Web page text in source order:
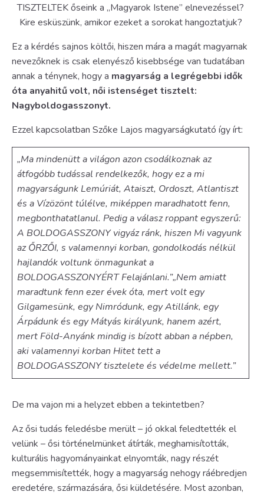
TISZTELTEK őseink a „Magyarok Istene” elnevezéssel?
Kire esküszünk, amikor ezeket a sorokat hangoztatjuk?
Ez a kérdés sajnos költői, hiszen mára a magát magyarnak
nevezőknek is csak elenyésző kisebbsége van tudatában
annak a ténynek, hogy a magyarság a legrégebbi idők
óta anyahitű volt, női istenséget tisztelt:
Nagyboldogasszonyt.
Ezzel kapcsolatban Szőke Lajos magyarságkutató így írt:
„Ma mindenütt a világon azon csodálkoznak az
átfogóbb tudással rendelkezők, hogy ez a mi
magyarságunk Lemúriát, Ataiszt, Ordoszt, Atlantiszt
és a Vízözönt túlélve, miképpen maradhatott fenn,
megbonthatatlanul. Pedig a válasz roppant egyszerű:
A BOLDOGASSZONY vigyáz ránk, hiszen Mi vagyunk
az ŐRZŐI, s valamennyi korban, gondolkodás nélkül
hajlandók voltunk önmagunkat a
BOLDOGASSZONYÉRT Felajánlani.”„Nem amiatt
maradtunk fenn ezer évek óta, mert volt egy
Gilgamesünk, egy Nimródunk, egy Atillánk, egy
Árpádunk és egy Mátyás királyunk, hanem azért,
mert Föld-Anyánk mindig is bízott abban a népben,
aki valamennyi korban Hitet tett a
BOLDOGASSZONY tisztelete és védelme mellett.”
De ma vajon mi a helyzet ebben a tekintetben?
Az ősi tudás feledésbe merült – jó okkal feledtették el
velünk – ősi történelmünket átírták, meghamisították,
kulturális hagyományainkat elnyomták, nagy részét
megsemmisítették, hogy a magyarság nehogy ráébredjen
eredetére, származására, ősi küldetésére. Most azonban,